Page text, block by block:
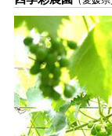
PROGRAM」が青
森・群馬・沖縄で始
動。6種類を飲んで実
食レポート